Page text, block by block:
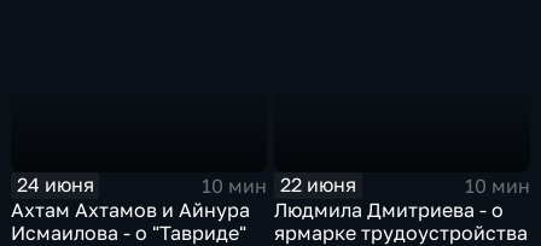
24 июня
10 мин
Ахтам Ахтамов и Айнура
Исмаилова - о "Тавриде"
22 июня
10 мин
Людмила Дмитриева - о
ярмарке трудоустройства